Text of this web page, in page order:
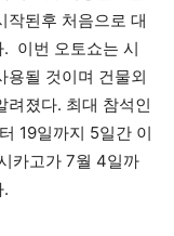
작된후 처음으로 대
이번 오토쇼는 시
용될 것이며 건물외
려졌다. 최대 참석인
19일까지 5일간 이
카고가 7월 4일까